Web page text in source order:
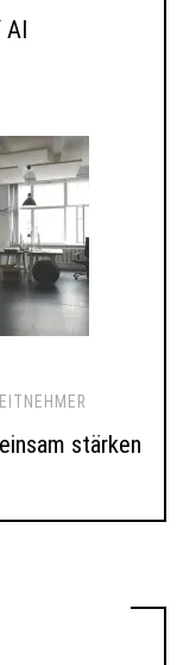
AI
stärken